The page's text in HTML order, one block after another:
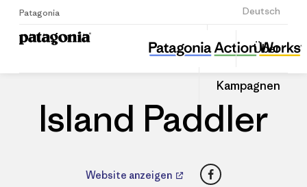
Patagonia Deutsch
Anmelden
Über
Kampagnen
Island Paddler
Diesen
Beitrag
Auf
teilen
Island Paddler
Website anzeigen Facebook